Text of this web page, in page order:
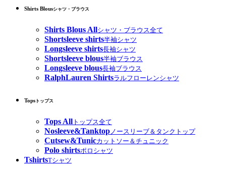
Shirts Blousシャツ・ブラウス
Shirts Blous Allシャツ・ブラウス全て
Shortsleeve shirts半袖シャツ
Longsleeve shirts長袖シャツ
Shortsleeve blous半袖ブラウス
Longsleeve blous長袖ブラウス
RalphLauren Shirtsラルフローレンシャツ
Tops トップス
Tops All トップス全て
Nosleeve&Tanktop ノースリーブ＆タンクトップ
Cutsew&Tunicカットソー＆チュニック
Polo shirtsポロシャツ
TshirtsTシャツ